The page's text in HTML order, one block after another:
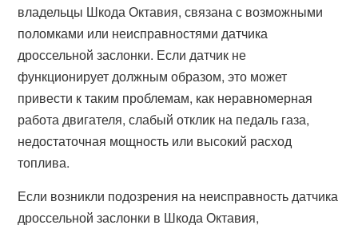
владельцы Шкода Октавия, связана с возможными
поломками или неисправностями датчика
дроссельной заслонки. Если датчик не
функционирует должным образом, это может
привести к таким проблемам, как неравномерная
работа двигателя, слабый отклик на педаль газа,
недостаточная мощность или высокий расход
топлива.
Если возникли подозрения на неисправность датчика
дроссельной заслонки в Шкода Октавия,